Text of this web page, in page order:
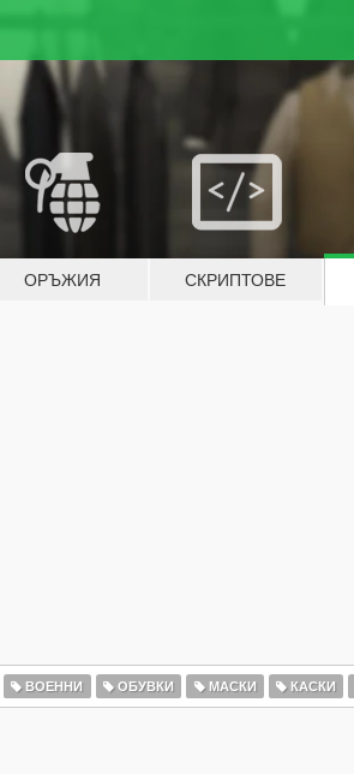
ОРЪЖИЯ СКРИПТОВЕ
ВОЕННИ ОБУВКИ МАСКИ КАСКИ